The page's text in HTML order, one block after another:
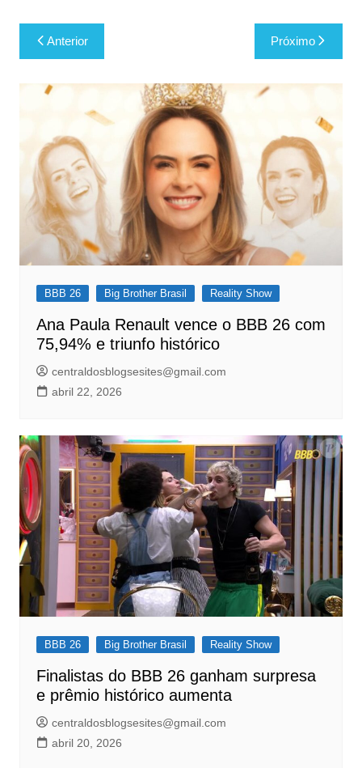
Navegação
de
Post
Anterior Próximo
BBB 26 Big Brother Brasil Reality Show
Ana Paula Renault vence o BBB 26 com
75,94% e triunfo histórico
centraldosblogsesites@gmail.com
abril 22, 2026
BBB 26 Big Brother Brasil Reality Show
Finalistas do BBB 26 ganham surpresa
e prêmio histórico aumenta
centraldosblogsesites@gmail.com
abril 20, 2026